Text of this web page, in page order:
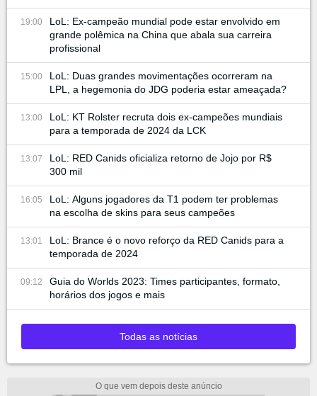
19:00
LoL: Ex-campeão mundial pode estar envolvido em
grande polêmica na China que abala sua carreira
profissional
15:00
LoL: Duas grandes movimentações ocorreram na
LPL, a hegemonia do JDG poderia estar ameaçada?
13:00
LoL: KT Rolster recruta dois ex-campeões mundiais
para a temporada de 2024 da LCK
13:07
LoL: RED Canids oficializa retorno de Jojo por R$
300 mil
16:05
LoL: Alguns jogadores da T1 podem ter problemas
na escolha de skins para seus campeões
13:01
LoL: Brance é o novo reforço da RED Canids para a
temporada de 2024
09:12
Guia do Worlds 2023: Times participantes, formato,
horários dos jogos e mais
Todas as notícias